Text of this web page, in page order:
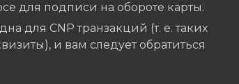
для подписи на обороте карты.
для CNP транзакций (т. е. таких
и вам следует обратиться